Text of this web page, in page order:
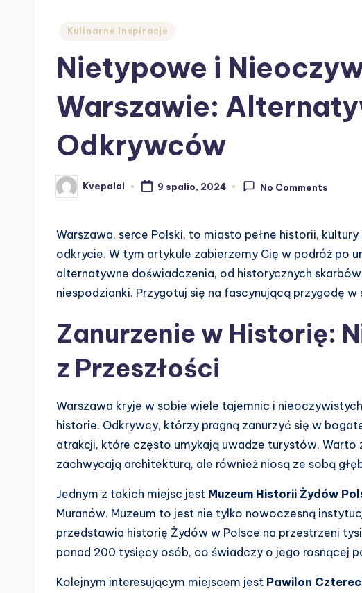
Posted
Kulinarne Inspiracje
Nietypowe i
Warszawie:
Odkrywców
Posted
by
Kvepalai 9 spalio, 2024 No Comments
Warszawa, serce Polski, to miasto pełne historii,
odkrycie. W tym artykule zabierzemy Cię w podróż po
alternatywne doświadczenia, od historycznych
niespodzianki. Przygotuj się na fascynującą przygodę w
Zanurzenie w Historię:
z Przeszłości
Warszawa kryje w sobie wiele tajemnic i
historie. Odkrywcy, którzy pragną zanurzyć się w
atrakcji, które często umykają uwadze turystów.
zachwycają architekturą, ale również niosą ze sobą
Jednym z takich miejsc jest Muzeum Historii Żydów
Muranów. Muzeum to jest nie tylko nowoczesną
przedstawia historię Żydów w Polsce na przestrzeni
ponad 200 tysięcy osób, co świadczy o jego rosnącej
Kolejnym interesującym miejscem jest Pawilon